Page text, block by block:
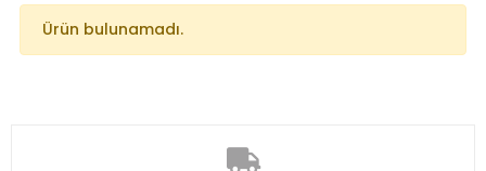
Ürün bulunamadı.